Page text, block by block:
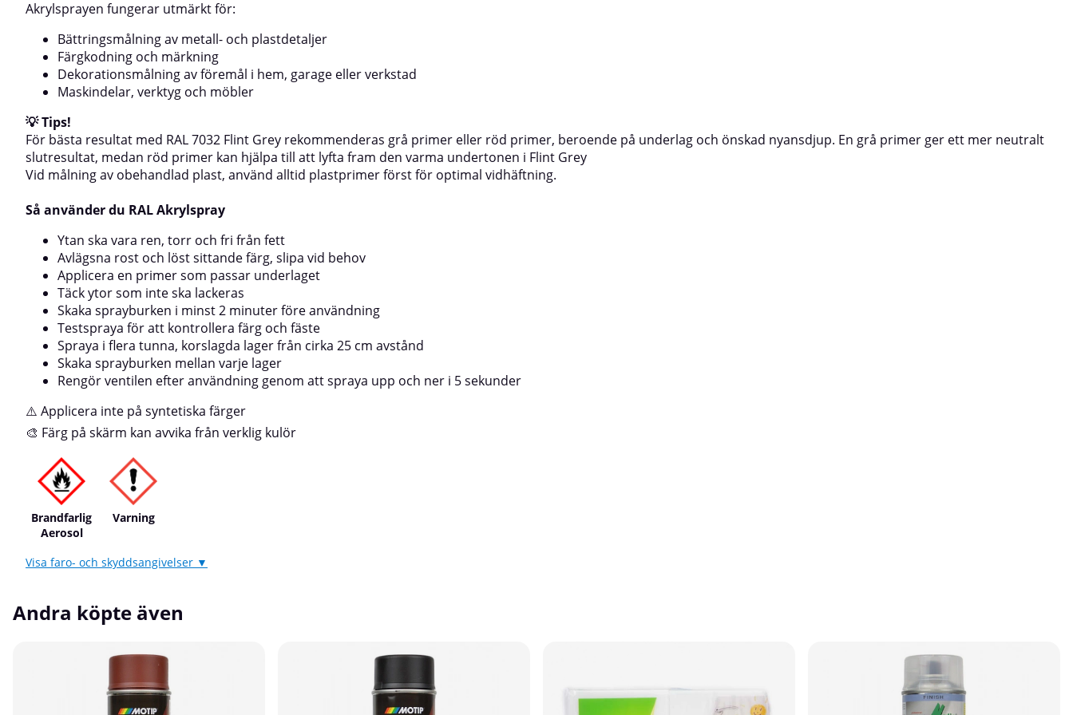
Akrylsprayen fungerar utmärkt för:
Bättringsmålning av metall- och plastdetaljer
Färgkodning och märkning
Dekorationsmålning av föremål i hem, garage eller verkstad
Maskindelar, verktyg och möbler
💡 Tips!
För bästa resultat med RAL 7032 Flint Grey rekommenderas grå primer eller röd primer, beroende på underlag och önskad nyansdjup. En grå primer ger ett mer neutralt
slutresultat, medan röd primer kan hjälpa till att lyfta fram den varma undertonen i Flint Grey
Vid målning av obehandlad plast, använd alltid plastprimer först för optimal vidhäftning.
Så använder du RAL Akrylspray
Ytan ska vara ren, torr och fri från fett
Avlägsna rost och löst sittande färg, slipa vid behov
Applicera en primer som passar underlaget
Täck ytor som inte ska lackeras
Skaka sprayburken i minst 2 minuter före användning
Testspraya för att kontrollera färg och fäste
Spraya i flera tunna, korslagda lager från cirka 25 cm avstånd
Skaka sprayburken mellan varje lager
Rengör ventilen efter användning genom att spraya upp och ner i 5 sekunder
⚠️ Applicera inte på syntetiska färger
🎨 Färg på skärm kan avvika från verklig kulör
Brandfarlig
Aerosol
Varning
Visa faro- och skyddsangivelser ▼
Andra köpte även